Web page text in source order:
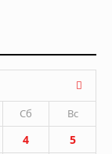
Сб Вс
4
5